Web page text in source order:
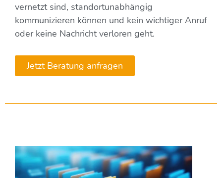
vernetzt sind, standortunabhängig
kommunizieren können und kein wichtiger Anruf
oder keine Nachricht verloren geht.
Jetzt Beratung anfragen